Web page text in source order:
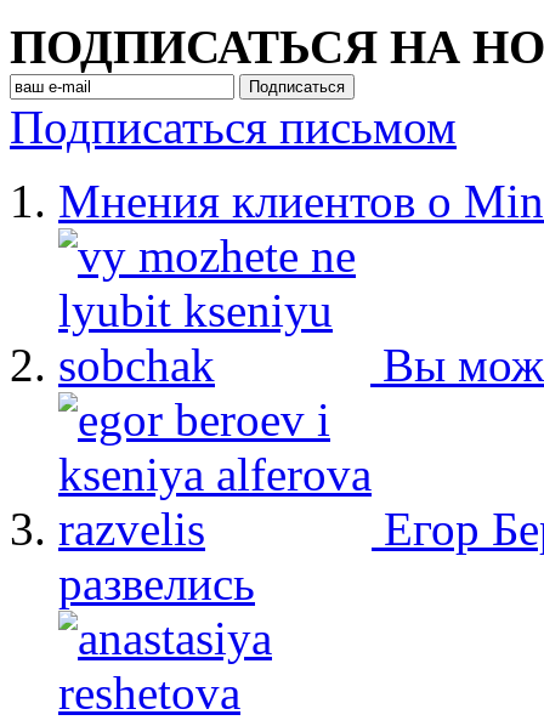
ПОДПИСАТЬСЯ НА
Подписаться письмом
Мнения клиентов о
Вы
Егор
развелись